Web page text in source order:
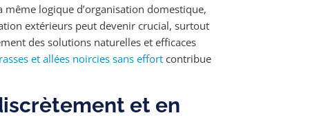
logique d’organisation domestique,
extérieurs peut devenir crucial, surtout
des solutions naturelles et efficaces
et allées noircies sans effort contribue
et en